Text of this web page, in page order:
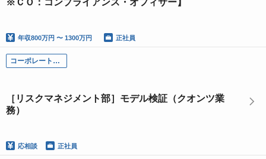
※ＣＯ：コンプライアンス・オフィサー】
年収800万円 〜 1300万円 正社員
コーポレート部門
［リスクマネジメント部］モデル検証（クオンツ業
務）
応相談 正社員